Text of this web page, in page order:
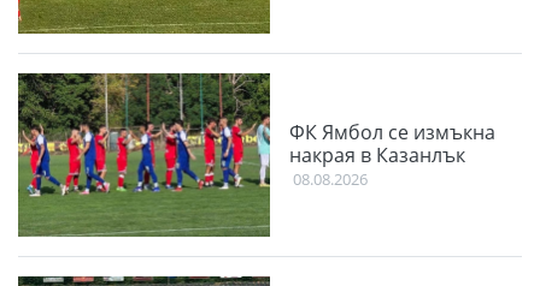
ФК Ямбол се измъкна
накрая в Казанлък
08.08.2026